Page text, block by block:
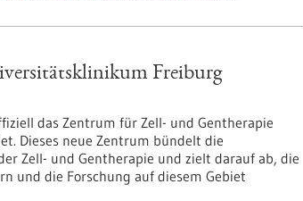
Freiburg
das Zentrum für Zell- und Gentherapie
Dieses neue Zentrum bündelt die
Zell- und Gentherapie und zielt darauf ab, die
und die Forschung auf diesem Gebiet